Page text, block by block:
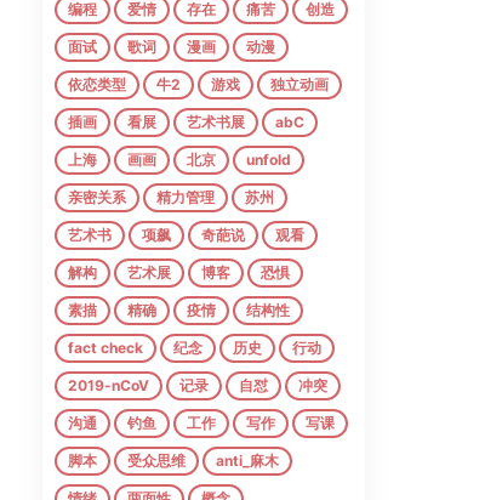
编程 爱情 存在 痛苦 创造
面试 歌词 漫画 动漫
依恋类型 牛2 游戏 独立动画
插画 看展 艺术书展 abC
上海 画画 北京 unfold
亲密关系 精力管理 苏州
艺术书 项飙 奇葩说 观看
解构 艺术展 博客 恐惧
素描 精确 疫情 结构性
fact check 纪念 历史 行动
2019-nCoV 记录 自怼 冲突
沟通 钓鱼 工作 写作 写课
脚本 受众思维 anti_麻木